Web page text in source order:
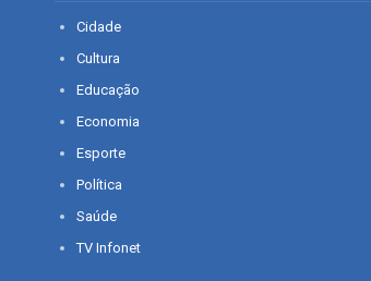
Cidade
Cultura
Educação
Economia
Esporte
Política
Saúde
TV Infonet